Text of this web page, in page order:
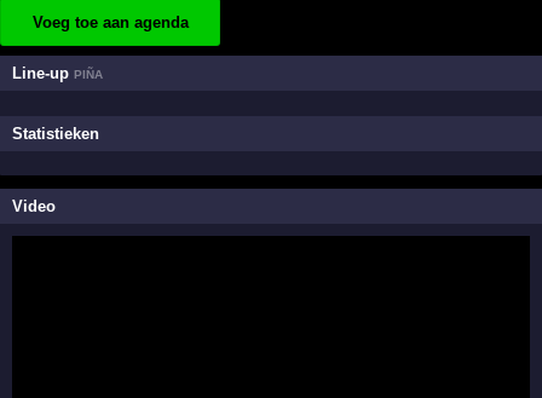
Voeg toe aan agenda
Line-upPIÑA
Statistieken
Video